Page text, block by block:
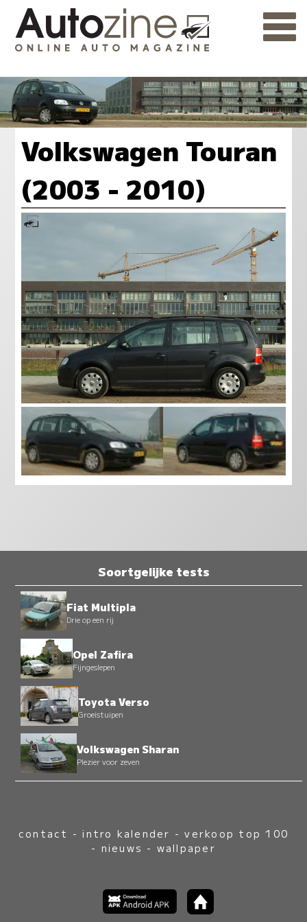
Volkswagen Touran
(2003 - 2010)
Soortgelijke tests
Fiat Multipla
Drie op een rij
Opel Zafira
Fijngeslepen
Toyota Verso
Groeistuipen
Volkswagen Sharan
Plezier voor zeven
contact -intro kalender -verkoop top 100
- nieuws - wallpaper